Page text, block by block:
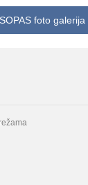
SOPAS foto galerija